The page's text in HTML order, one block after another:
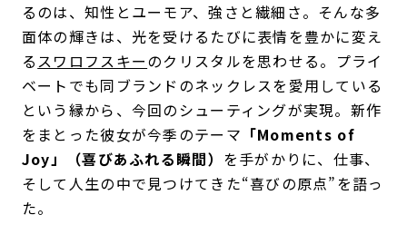
るのは、知性とユーモア、強さと繊細さ。そんな多
面体の輝きは、光を受けるたびに表情を豊かに変え
るスワロフスキーのクリスタルを思わせる。プライ
ベートでも同ブランドのネックレスを愛用している
という縁から、今回のシューティングが実現。新作
をまとった彼女が今季のテーマ 「Moments of
Joy」（喜びあふれる瞬間） を手がかりに、仕事、
そして人生の中で見つけてきた“喜びの原点”を語っ
た。